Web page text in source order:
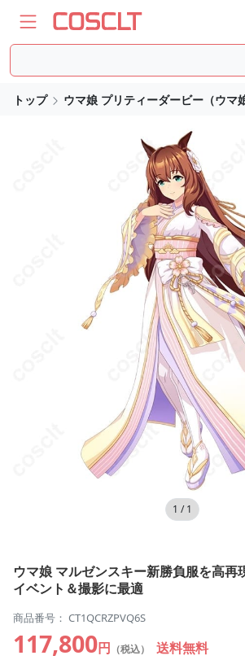
トップ ウマ娘 プリティーダービー（ウマ
1 /1
ウマ娘 マルゼンスキー新勝負服を高再
イベント＆撮影に最適
商品番号： CT1QCRZPVQ6S
117,800円 （税込） 送料無料